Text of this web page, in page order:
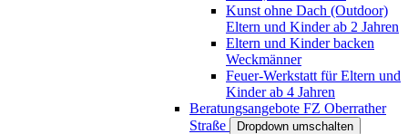
Kunst ohne Dach (Outdoor)
Eltern und Kinder ab 2 Jahren
Eltern und Kinder backen
Weckmänner
Feuer-Werkstatt für Eltern und
Kinder ab 4 Jahren
Beratungsangebote FZ Oberrather
Straße
Dropdown umschalten